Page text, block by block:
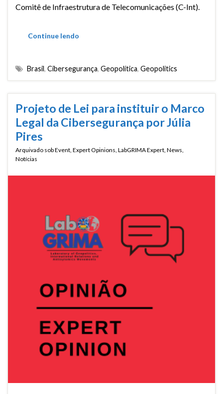
Comitê de Infraestrutura de Telecomunicações (C-Int).
Continue lendo
Brasil, Cibersegurança, Geopolítica, Geopolitics
Projeto de Lei para instituir o Marco
Legal da Cibersegurança por Júlia
Pires
Arquivado sobEvent Expert Opinions LabGRIMA Expert News
Notícias